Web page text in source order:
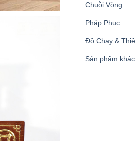
Chuỗi Vòng
Pháp Phục
Đồ Chay &
Sản phẩm khác